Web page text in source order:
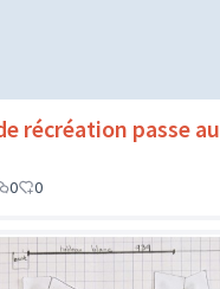
récréation passe au
0 0